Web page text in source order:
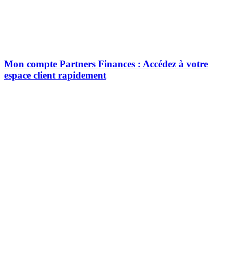
Mon compte Partners Finances : Accédez à votre
espace client rapidement